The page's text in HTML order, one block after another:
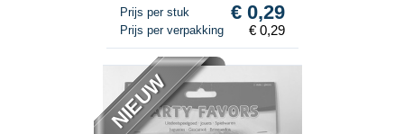
Prijs per stuk € 0,29
Prijs per verpakking € 0,29
NIEUW